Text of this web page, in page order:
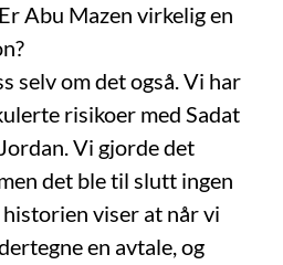
Abu Mazen virkelig en
selv om det også. Vi har
risikoer med Sadat
Vi gjorde det
det ble til slutt ingen
viser at når vi
en avtale, og